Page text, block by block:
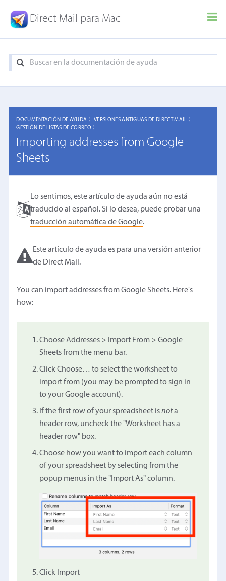
Direct Mail para Mac
DOCUMENTACIÓN DE AYUDA 〉VERSIONES ANTIGUAS DE DIRECT MAIL 〉
GESTIÓN DE LISTAS DE CORREO 〉
Importing addresses from Google
Sheets
Lo sentimos, este artículo de ayuda aún no está
traducido al español. Si lo desea, puede probar una
traducción automática de Google.
Este artículo de ayuda es para una versión anterior
de Direct Mail.
You can import addresses from Google Sheets. Here's
how:
Choose Addresses > Import From > Google
Sheets from the menu bar.
Click Choose… to select the worksheet to
import from (you may be prompted to sign in
to your Google account).
If the first row of your spreadsheet isnota
header row, uncheck the "Worksheet has a
header row" box.
Choose how you want to import each column
of your spreadsheet by selecting from the
popup menus in the "Import As" column.
Click Import